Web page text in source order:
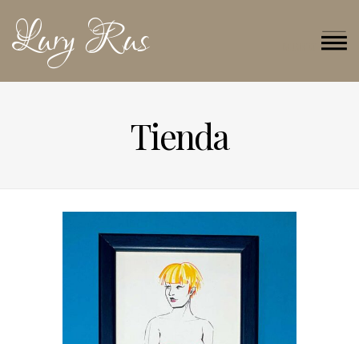
Lury Rus
Tienda